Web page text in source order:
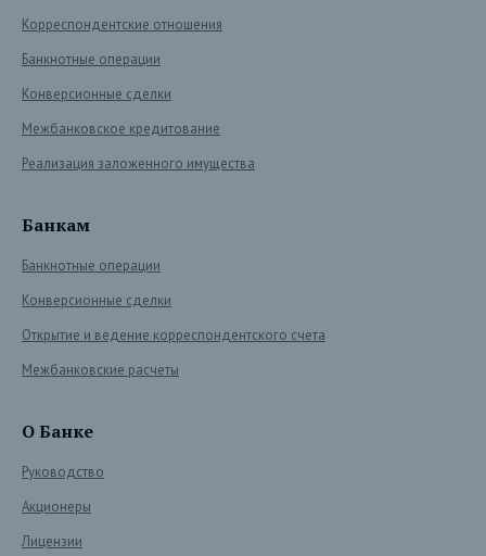
Корреспондентские отношения
Банкнотные операции
Конверсионные сделки
Межбанковское кредитование
Реализация заложенного имущества
Банкам
Банкнотные операции
Конверсионные сделки
Открытие и ведение корреспондентского счета
Межбанковские расчеты
О Банке
Руководство
Акционеры
Лицензии